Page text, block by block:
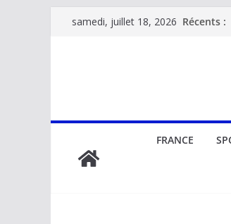
Passersamedi, juillet 18, 2026 Récents :
FRANCE